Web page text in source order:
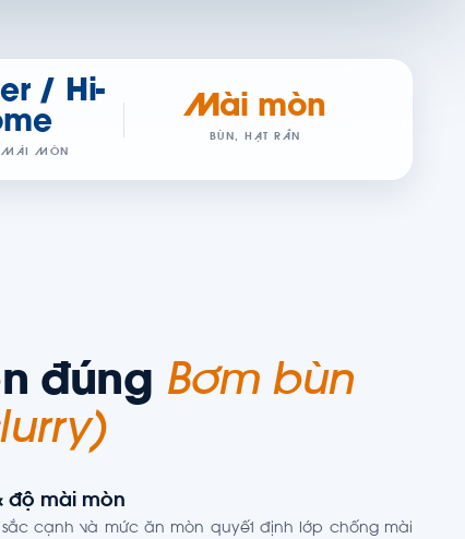
/ Hi-
MÀI MÒN
Mài mòn
BÙN, HẠT RẮN
đúng Bơm bùn
độ mài mòn
cạnh và mức ăn mòn quyết định lớp chống mài